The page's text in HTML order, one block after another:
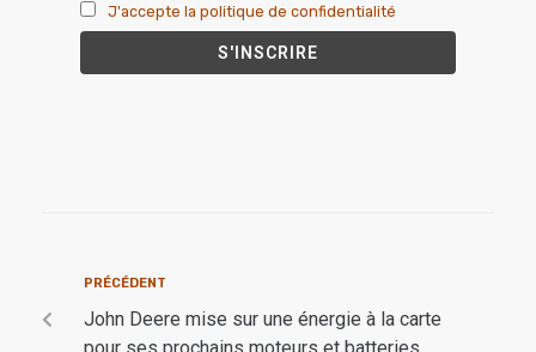
J'accepte la politique de confidentialité
PRÉCÉDENT
John Deere mise sur une énergie à la carte